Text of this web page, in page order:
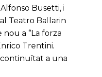
Busetti, i
Teatro Ballarin
a “La forza
Trentini.
continuïtat a una